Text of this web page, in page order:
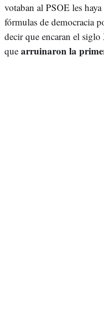
votaban al PSOE les
fórmulas de democracia
decir que encaran el
que arruinaron la